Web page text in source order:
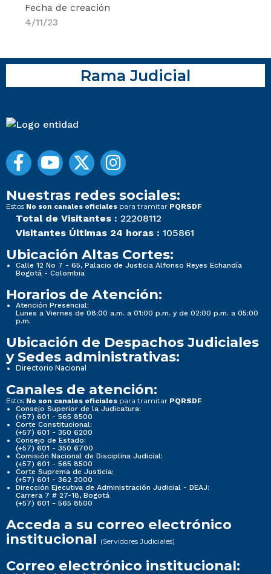
Fecha de creación
4/11/23
Rama Judicial
Nuestras redes sociales:
Estos No son canales oficiales para tramitar PQRSDF
Total de Visitantes : 22208112
Visitantes Últimas 24 horas : 105861
Ubicación Altas Cortes:
Calle 12 No 7 - 65, Palacio de Justicia Alfonso Reyes Echandía
Bogotá - Colombia
Horarios de Atención:
Atención Presencial:
Lunes a Viernes de 08:00 a.m. a 01:00 p.m. y de 02:00 p.m. a 05:00
p.m.
Ubicación de Despachos Judiciales
y Sedes administrativas:
Directorio Nacional
Canales de atención:
Estos No son canales oficiales para tramitar PQRSDF
Consejo Superior de la Judicatura:
(+57) 601 - 565 8500
Corte Constitucional:
(+57) 601 - 350 6200
Consejo de Estado:
(+57) 601 - 350 6700
Comisión Nacional de Disciplina Judicial:
(+57) 601 - 565 8500
Corte Suprema de Justicia:
(+57) 601 - 362 2000
Dirección Ejecutiva de Administración Judicial - DEAJ:
Carrera 7 # 27-18, Bogotá
(+57) 601 - 565 8500
Acceda a su correo electrónico
institucional (Servidores Judiciales)
Correo electrónico institucional: